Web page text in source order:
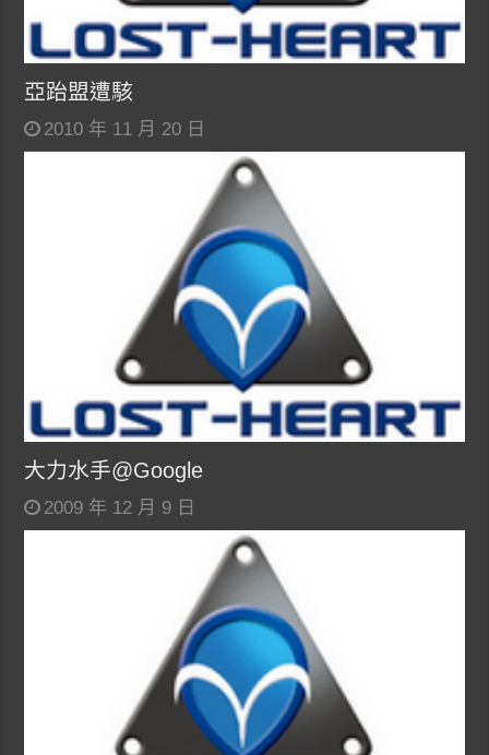
亞跆盟遭駭
2010 年 11 月 20 日
大力水手@Google
2009 年 12 月 9 日